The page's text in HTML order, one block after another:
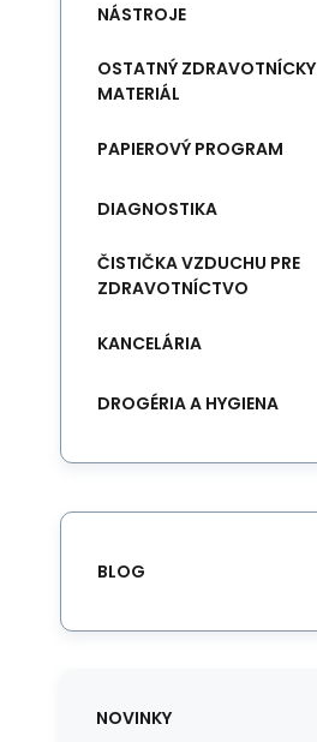
NÁSTROJE
OSTATNÝ ZDRAVOTNÍCKY
MATERIÁL
PAPIEROVÝ PROGRAM
DIAGNOSTIKA
ČISTIČKA VZDUCHU PRE
ZDRAVOTNÍCTVO
KANCELÁRIA
DROGÉRIA A HYGIENA
BLOG
NOVINKY